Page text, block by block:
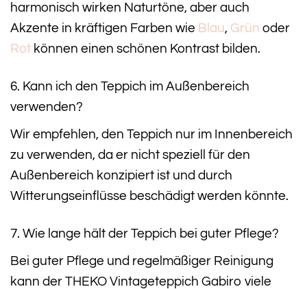
harmonisch wirken Naturtöne, aber auch
Akzente in kräftigen Farben wie Blau, Grün oder
Rot können einen schönen Kontrast bilden.
6. Kann ich den Teppich im Außenbereich
verwenden?
Wir empfehlen, den Teppich nur im Innenbereich
zu verwenden, da er nicht speziell für den
Außenbereich konzipiert ist und durch
Witterungseinflüsse beschädigt werden könnte.
7. Wie lange hält der Teppich bei guter Pflege?
Bei guter Pflege und regelmäßiger Reinigung
kann der THEKO Vintageteppich Gabiro viele